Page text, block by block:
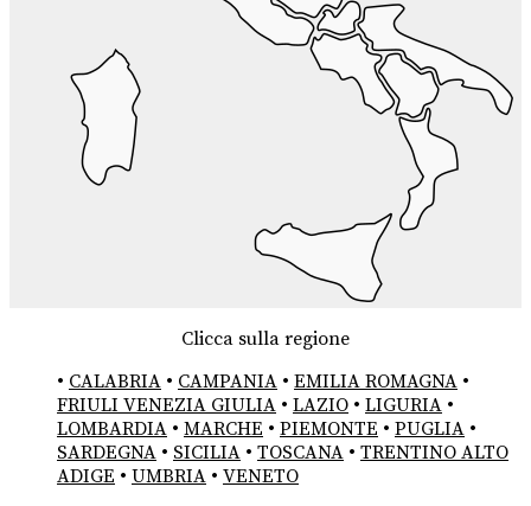
Clicca sulla regione
• CALABRIA • CAMPANIA • EMILIA ROMAGNA •
FRIULI VENEZIA GIULIA • LAZIO • LIGURIA •
LOMBARDIA • MARCHE • PIEMONTE • PUGLIA •
SARDEGNA • SICILIA • TOSCANA • TRENTINO ALTO
ADIGE • UMBRIA • VENETO